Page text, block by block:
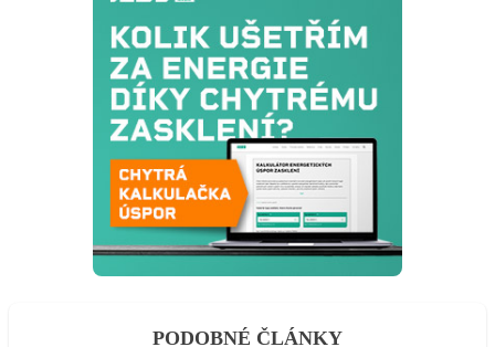
PODOBNÉ ČLÁNKY